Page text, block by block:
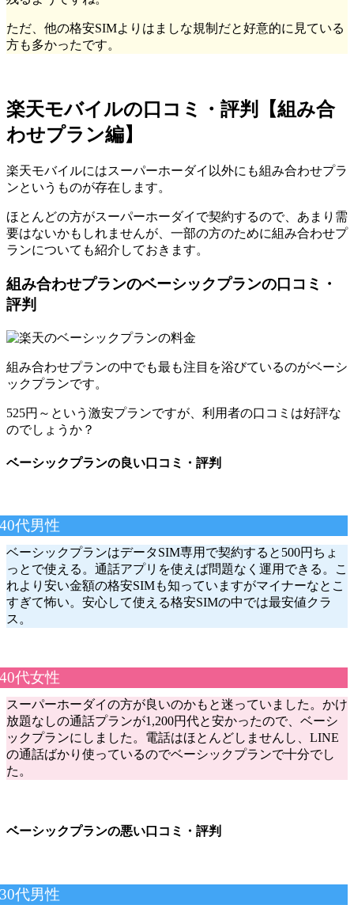
ただ、他の格安SIMよりはましな規制だと好意的に見ている
方も多かったです。
楽天モバイルの口コミ・評判【組み合
わせプラン編】
楽天モバイルにはスーパーホーダイ以外にも組み合わせプラ
ンというものが存在します。
ほとんどの方がスーパーホーダイで契約するので、あまり需
要はないかもしれませんが、一部の方のために組み合わせプ
ランについても紹介しておきます。
組み合わせプランのベーシックプランの口コミ・
評判
組み合わせプランの中でも最も注目を浴びているのがベーシ
ックプランです。
525円～という激安プランですが、利用者の口コミは好評な
のでしょうか？
ベーシックプランの良い口コミ・評判
40代男性
ベーシックプランはデータSIM専用で契約すると500円ちょ
っとで使える。通話アプリを使えば問題なく運用できる。こ
れより安い金額の格安SIMも知っていますがマイナーなとこ
すぎて怖い。安心して使える格安SIMの中では最安値クラ
ス。
40代女性
スーパーホーダイの方が良いのかもと迷っていました。かけ
放題なしの通話プランが1,200円代と安かったので、ベーシ
ックプランにしました。電話はほとんどしませんし、LINE
の通話ばかり使っているのでベーシックプランで十分でし
た。
ベーシックプランの悪い口コミ・評判
30代男性